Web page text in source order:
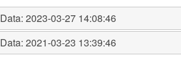
Data:2023-03-27 14:08:46
Data:2021-03-23 13:39:46